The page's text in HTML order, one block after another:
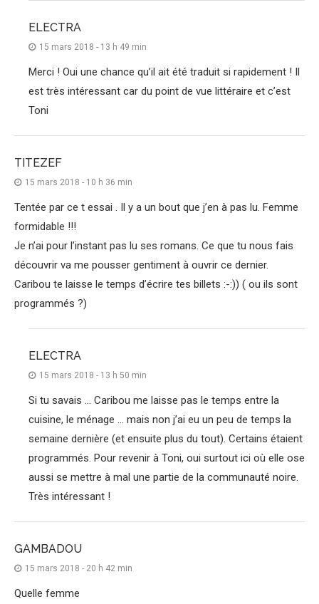
ELECTRA
15 mars 2018 - 13 h 49 min
Merci ! Oui une chance qu’il ait été traduit si rapidement ! Il
est très intéressant car du point de vue littéraire et c’est
Toni
TITEZEF
15 mars 2018 - 10 h 36 min
Tentée par ce t essai . Il y a un bout que j’en à pas lu. Femme
formidable !!!
Je n’ai pour l’instant pas lu ses romans. Ce que tu nous fais
découvrir va me pousser gentiment à ouvrir ce dernier.
Caribou te laisse le temps d’écrire tes billets :-:)) ( ou ils sont
programmés ?)
ELECTRA
15 mars 2018 - 13 h 50 min
Si tu savais … Caribou me laisse pas le temps entre la
cuisine, le ménage … mais non j’ai eu un peu de temps la
semaine dernière (et ensuite plus du tout). Certains étaient
programmés. Pour revenir à Toni, oui surtout ici où elle ose
aussi se mettre à mal une partie de la communauté noire.
Très intéressant !
GAMBADOU
15 mars 2018 - 20 h 42 min
Quelle femme